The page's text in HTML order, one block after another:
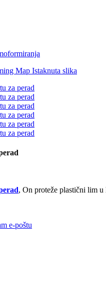
, On proteže plastični lim
e-poštu